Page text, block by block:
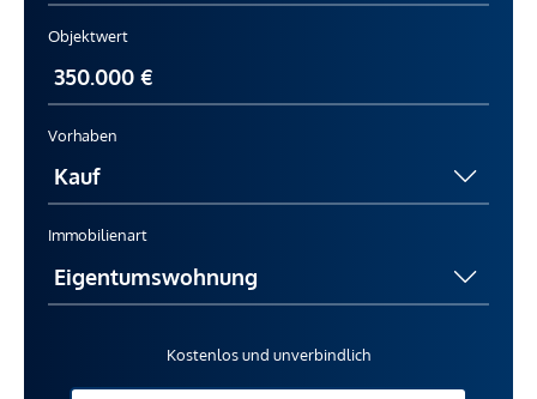
Objektwert
Vorhaben
Immobilienart
Kostenlos und unverbindlich